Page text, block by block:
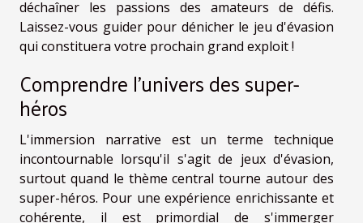
déchaîner les passions des amateurs de défis.
Laissez-vous guider pour dénicher le jeu d'évasion
qui constituera votre prochain grand exploit !
Comprendre l'univers des super-
héros
L'immersion narrative est un terme technique
incontournable lorsqu'il s'agit de jeux d'évasion,
surtout quand le thème central tourne autour des
super-héros. Pour une expérience enrichissante et
cohérente, il est primordial de s'immerger